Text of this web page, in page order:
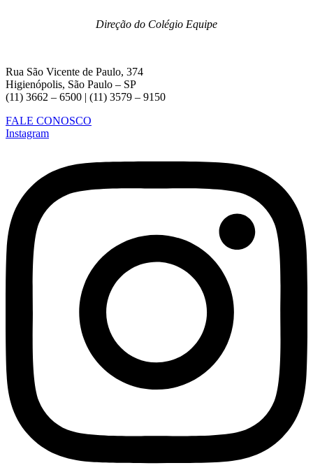
Direção do Colégio Equipe
Rua São Vicente de Paulo, 374
Higienópolis, São Paulo – SP
(11) 3662 – 6500 | (11) 3579 – 9150
FALE CONOSCO
Instagram